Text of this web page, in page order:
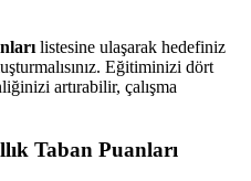
listesine ulaşarak hedefiniz
Eğitiminizi dört
artırabilir, çalışma
Taban Puanları